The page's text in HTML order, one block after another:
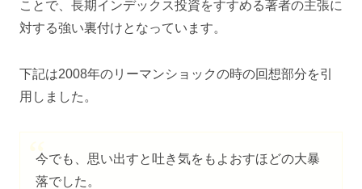
ことで、長期インデックス投資をすすめる著者の主張に
対する強い裏付けとなっています。
下記は2008年のリーマンショックの時の回想部分を引
用しました。
今でも、思い出すと吐き気をもよおすほどの大暴
落でした。